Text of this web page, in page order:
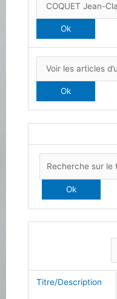
Titre/Description